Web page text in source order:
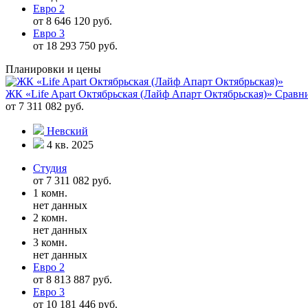
Евро 2
от 8 646 120 руб.
Евро 3
от 18 293 750 руб.
Планировки и цены
ЖК «Life Apart Октябрьская (Лайф Апарт Октябрьская)»
от 7 311 082 руб.
Невский
4 кв. 2025
Студия
от 7 311 082 руб.
1 комн.
нет данных
2 комн.
нет данных
3 комн.
нет данных
Евро 2
от 8 813 887 руб.
Евро 3
от 10 181 446 руб.